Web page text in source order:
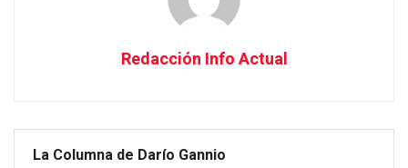
Redacción Info Actual
La Columna de Darío Gannio